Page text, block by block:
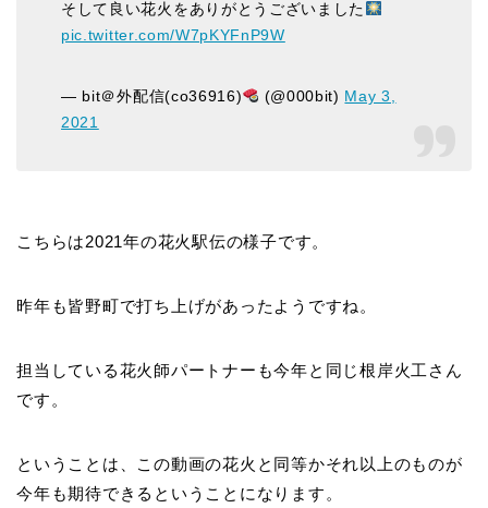
そして良い花火をありがとうございました
pic.twitter.com/W7pKYFnP9W
— bit＠外配信(co36916) (@000bit) May 3,
2021
こちらは2021年の花火駅伝の様子です。
昨年も皆野町で打ち上げがあったようですね。
担当している花火師パートナーも今年と同じ根岸火工さん
です。
ということは、この動画の花火と同等かそれ以上のものが
今年も期待できるということになります。